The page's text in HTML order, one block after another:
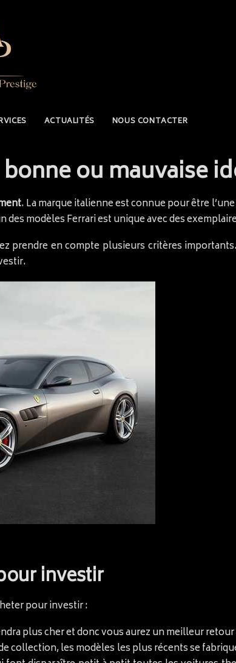
ACTUALITÉS NOUS CONTACTER
ou mauvaise
. La marque italienne est connue pour être
des modèles Ferrari est unique avec des
prendre en compte plusieurs critères
investir
pour investir :
plus cher et donc vous aurez un meilleur
collection, les modèles les plus récents se